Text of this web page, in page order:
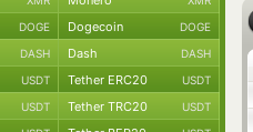
DOGE Dogecoin DOGE
DASH Dash DASH
USDT Tether ERC20 USDT
USDT Tether TRC20 USDT